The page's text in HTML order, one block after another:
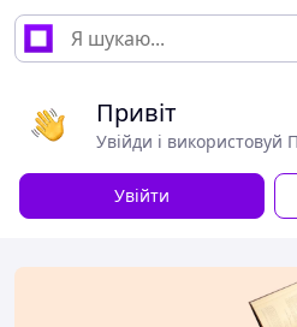
Привіт
Увійди і використовуй
Увійти